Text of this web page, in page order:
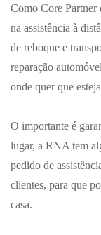
Como Core
na assistência à
de reboque e
reparação
onde quer que
O importante é
lugar, a RNA tem
pedido de
clientes, para que
casa.